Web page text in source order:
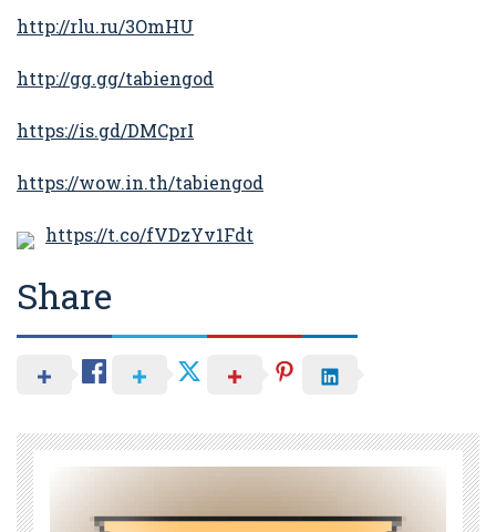
http://rlu.ru/3OmHU
http://gg.gg/tabiengod
https://is.gd/DMCprI
https://wow.in.th/tabiengod
https://t.co/fVDzYv1Fdt
Share